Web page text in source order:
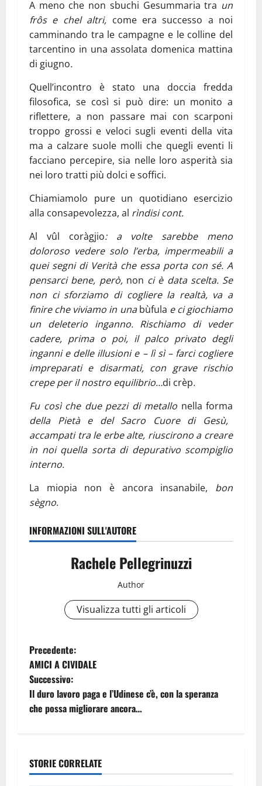
A meno che non sbuchi Gesummaria tra un
frôs e chel altri, come era successo a noi
camminando tra le campagne e le colline del
tarcentino in una assolata domenica mattina
di giugno.
Quell’incontro è stato una doccia fredda
filosofica, se così si può dire: un monito a
riflettere, a non passare mai con scarponi
troppo grossi e veloci sugli eventi della vita
ma a calzare suole molli che quegli eventi li
facciano percepire, sia nelle loro asperità sia
nei loro tratti più dolci e soffici.
Chiamiamolo pure un quotidiano esercizio
alla consapevolezza, al rìndisi cont.
Al vûl
coràgjio: a volte sarebbe meno
doloroso vedere solo l’erba, impermeabili a
quei segni di Verità che essa porta con sé. A
pensarci bene, però, non ci è data scelta. Se
non ci sforziamo di cogliere la realtà, va a
finire che viviamo in unabùfula e ci giochiamo
un deleterio inganno. Rischiamo di veder
cadere, prima o poi, il palco privato degli
inganni e delle illusioni e – lì sì – farci cogliere
impreparati e disarmati, con grave rischio
crepe per il nostro equilibrio…di crèp.
Fu così che due pezzi di metallo nella forma
della Pietà e del Sacro Cuore di Gesù,
accampati tra le erbe alte, riuscirono a creare
in noi quella sorta di depurativo scompiglio
interno.
La miopia non è ancora insanabile, bon
sègno.
INFORMAZIONI SULL'AUTORE
Rachele Pellegrinuzzi
Author
Visualizza tutti gli articoli
N
a
v
g
a
Precedente:
​AMICI A CIVIDALE
Successivo:
Il duro lavoro paga e l’Udinese c’è, con la speranza
che possa migliorare ancora…
STORIE CORRELATE